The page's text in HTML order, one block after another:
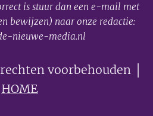
is stuur dan een e-mail met
bewijzen) naar onze redactie:
nieuwe-media.nl
voorbehouden │
HOME